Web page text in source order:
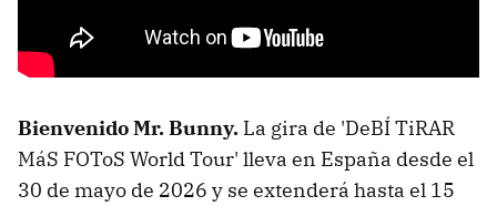
Bienvenido Mr. Bunny. La gira de 'DeBÍ TiRAR
MáS FOToS World Tour' lleva en España desde el
30 de mayo de 2026 y se extenderá hasta el 15